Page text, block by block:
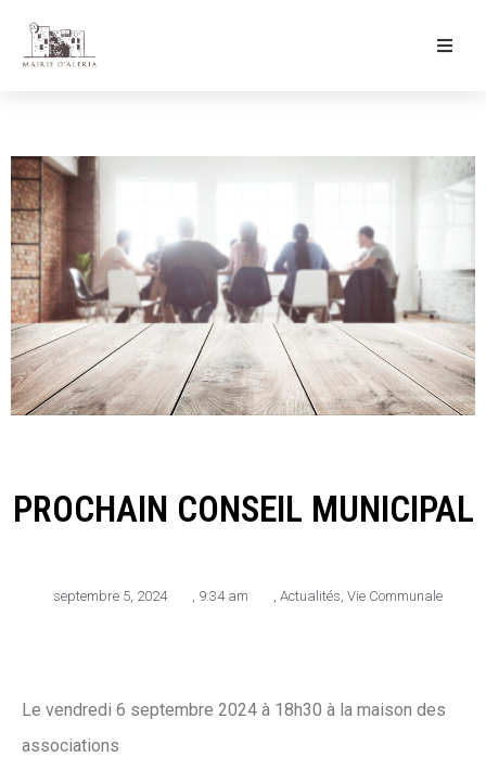
Culture & Loisirs
PROCHAIN CONSEIL MUNICIPAL
septembre 5, 2024 , 9:34 am , Actualités, Vie Communale
Le vendredi 6 septembre 2024 à 18h30 à la maison des
associations